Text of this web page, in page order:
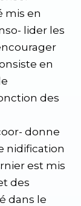
mis en
lider les
en
des
donne
nidification
est mis
des
dans le